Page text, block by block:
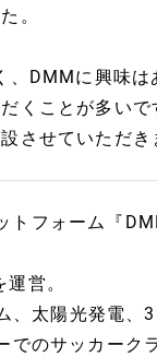
。
、DMMに興味は
くことが多いで
させていただき
トフォーム『
営。
、太陽光発電、
のサッカーク